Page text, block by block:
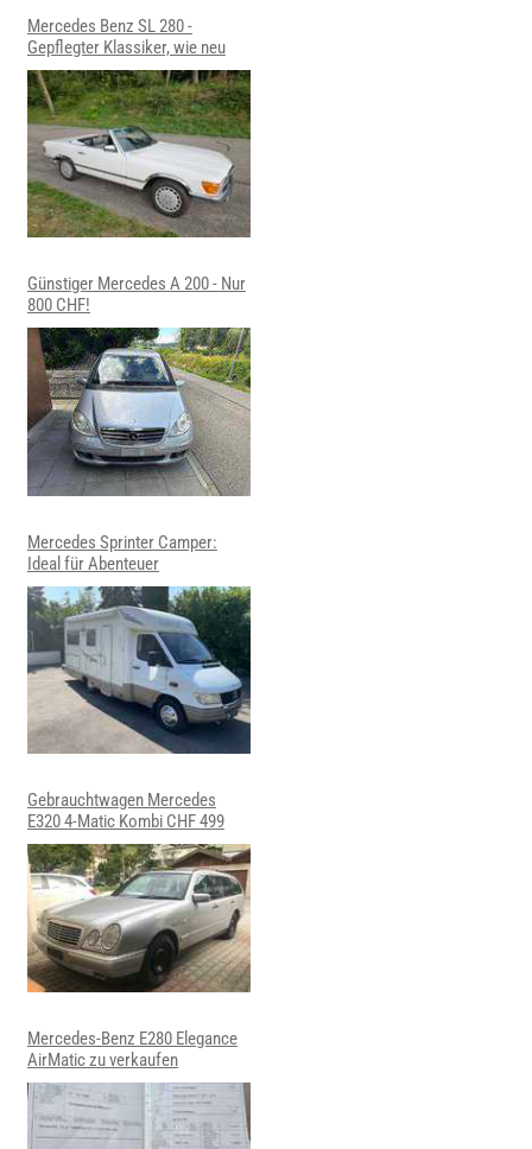
Mercedes Benz SL 280 -
Gepflegter Klassiker, wie neu
Günstiger Mercedes A 200 - Nur
800 CHF!
Mercedes Sprinter Camper:
Ideal für Abenteuer
Gebrauchtwagen Mercedes
E320 4-Matic Kombi CHF 499
Mercedes-Benz E280 Elegance
AirMatic zu verkaufen